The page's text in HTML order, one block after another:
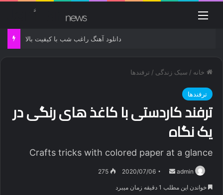
منو
دانلود آهنگ راغب شب با کیفیت بالا
خانه / سبک زندگی / ترفندها
ترفندها
ترفند کاردستی با کاغذ های رنگی در
یک نگاه
Crafts tricks with colored paper at a glance
admin
ارسال2020/07/06
خواندن این مطلب 1 دقیقه زمان میبرد